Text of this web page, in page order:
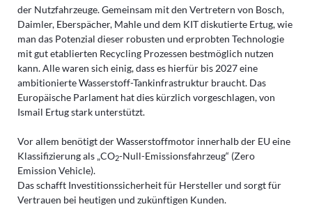
der Nutzfahrzeuge. Gemeinsam mit den Vertretern von Bosch,
Daimler, Eberspächer, Mahle und dem KIT diskutierte Ertug, wie
man das Potenzial dieser robusten und erprobten Technologie
mit gut etablierten Recycling Prozessen bestmöglich nutzen
kann. Alle waren sich einig, dass es hierfür bis 2027 eine
ambitionierte Wasserstoff-Tankinfrastruktur braucht. Das
Europäische Parlament hat dies kürzlich vorgeschlagen, von
Ismail Ertug stark unterstützt.
Vor allem benötigt der Wasserstoffmotor innerhalb der EU eine
Klassifizierung als „CO2-Null-Emissionsfahrzeug“ (Zero
Emission Vehicle).
Das schafft Investitionssicherheit für Hersteller und sorgt für
Vertrauen bei heutigen und zukünftigen Kunden.